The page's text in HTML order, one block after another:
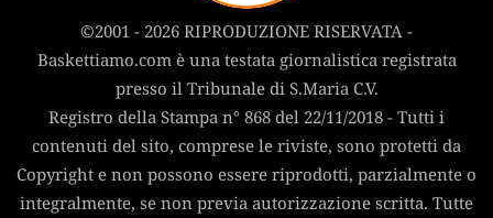
©2001 - 2026 RIPRODUZIONE RISERVATA -
Baskettiamo.com è una testata giornalistica registrata
presso il Tribunale di S.Maria C.V.
Registro della Stampa n° 868 del 22/11/2018 - Tutti i
contenuti del sito, comprese le riviste, sono protetti da
Copyright e non possono essere riprodotti, parzialmente o
integralmente, se non previa autorizzazione scritta. Tutte